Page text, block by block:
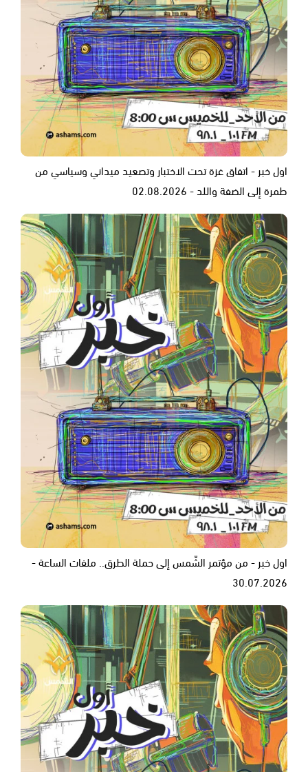
اول خبر - اتفاق غزة تحت الاختبار وتصعيد ميداني وسياسي من
طمرة إلى الضفة واللد - 02.08.2026
اول خبر - من مؤتمر الشّمس إلى حملة الطرق.. ملفات الساعة -
30.07.2026